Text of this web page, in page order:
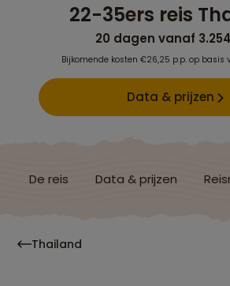
22-35ers reis
20 dagen vanaf
Bijkomende kosten €26,25 p.p. op basis
Data & prijzen
De reis Data & prijzen
Thailand